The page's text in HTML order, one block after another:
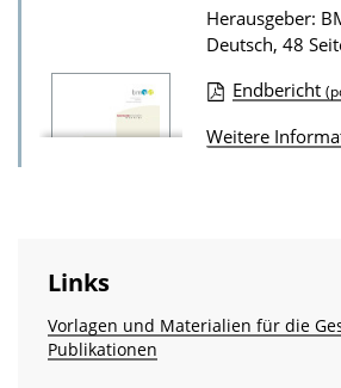
a
i
o
d
s
z
u
r
k
Herausgeber:
Deutsch, 48
o
a
Endbericht
Weitere
Links
Vorlagen und Materialien für die
Publikationen